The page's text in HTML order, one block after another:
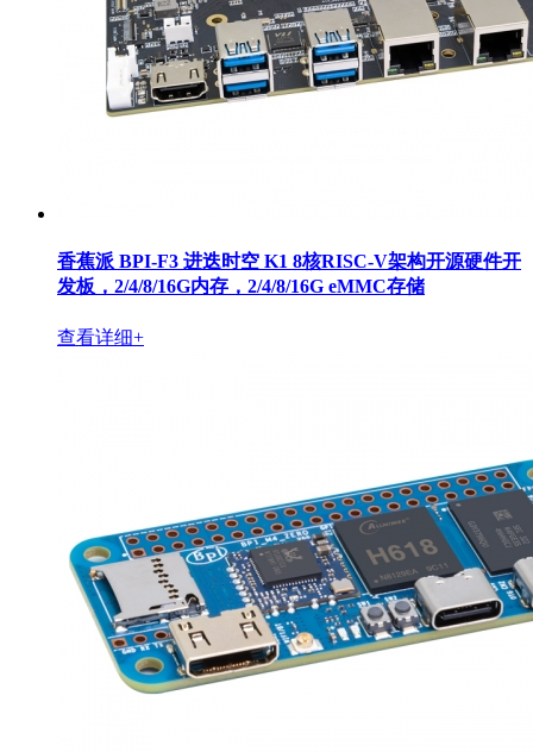
香蕉派 BPI-F3 进迭时空 K1 8核RISC-V架构开源硬件开
发板，2/4/8/16G内存，2/4/8/16G eMMC存储
查看详细+